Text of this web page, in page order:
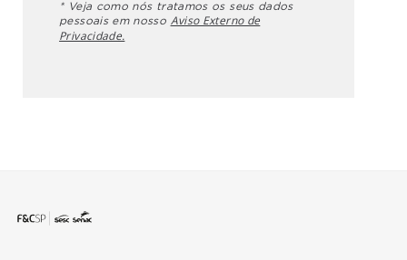
* Veja como nós tratamos os seus dados
pessoais em nosso Aviso Externo de
Privacidade.